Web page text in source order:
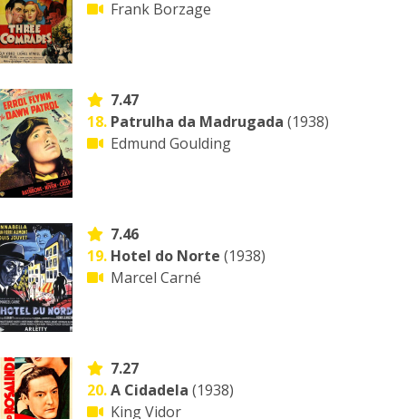
Frank Borzage
7.47
18. Patrulha da Madrugada (1938)
Edmund Goulding
7.46
19. Hotel do Norte (1938)
Marcel Carné
7.27
20.A Cidadela (1938)
King Vidor